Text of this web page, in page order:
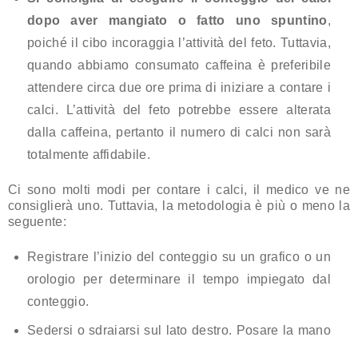
dopo aver mangiato o fatto uno spuntino,
poiché il cibo incoraggia l’attività del feto. Tuttavia,
quando abbiamo consumato caffeina è preferibile
attendere circa due ore prima di iniziare a contare i
calci. L’attività del feto potrebbe essere alterata
dalla caffeina, pertanto il numero di calci non sarà
totalmente affidabile.
Ci sono molti modi per contare i calci, il medico ve ne
consiglierà uno. Tuttavia, la metodologia è più o meno la
seguente:
Registrare l’inizio del conteggio su un grafico o un
orologio per determinare il tempo impiegato dal
conteggio.
Sedersi o sdraiarsi sul lato destro. Posare la mano